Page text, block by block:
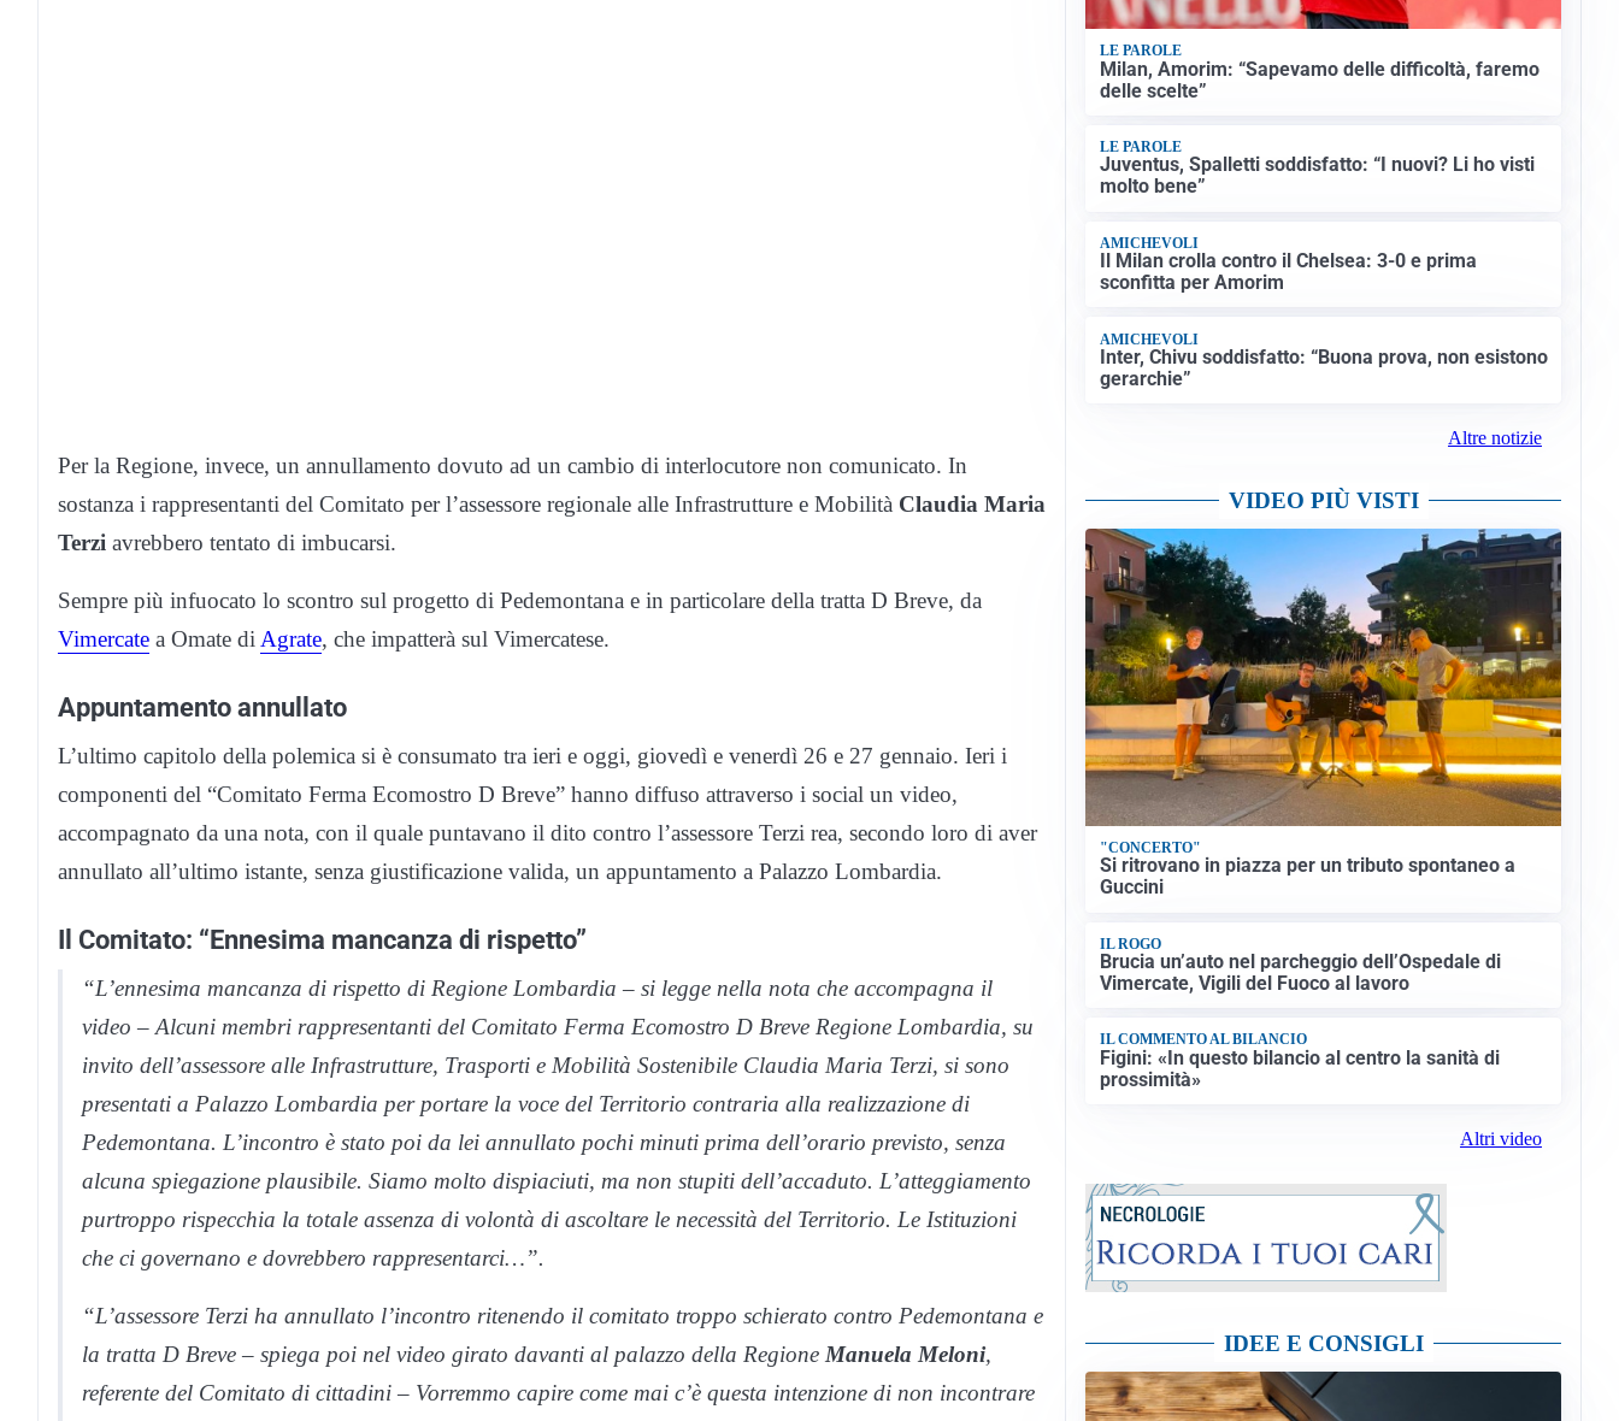
Per la Regione, invece, un annullamento dovuto ad un cambio di interlocutore non comunicato. In
sostanza i rappresentanti del Comitato per l’assessore regionale alle Infrastrutture e Mobilità Claudia Maria
Terzi avrebbero tentato di imbucarsi.
Sempre più infuocato lo scontro sul progetto di Pedemontana e in particolare della tratta D Breve, da
Vimercate a Omate di Agrate, che impatterà sul Vimercatese.
Appuntamento annullato
L’ultimo capitolo della polemica si è consumato tra ieri e oggi, giovedì e venerdì 26 e 27 gennaio. Ieri i
componenti del “Comitato Ferma Ecomostro D Breve” hanno diffuso attraverso i social un video,
accompagnato da una nota, con il quale puntavano il dito contro l’assessore Terzi rea, secondo loro di aver
annullato all’ultimo istante, senza giustificazione valida, un appuntamento a Palazzo Lombardia.
Il Comitato: “Ennesima mancanza di rispetto”
“L’ennesima mancanza di rispetto di Regione Lombardia – si legge nella nota che accompagna il
video – Alcuni membri rappresentanti del Comitato Ferma Ecomostro D Breve Regione Lombardia, su
invito dell’assessore alle Infrastrutture, Trasporti e Mobilità Sostenibile Claudia Maria Terzi, si sono
presentati a Palazzo Lombardia per portare la voce del Territorio contraria alla realizzazione di
Pedemontana. L’incontro è stato poi da lei annullato pochi minuti prima dell’orario previsto, senza
alcuna spiegazione plausibile. Siamo molto dispiaciuti, ma non stupiti dell’accaduto. L’atteggiamento
purtroppo rispecchia la totale assenza di volontà di ascoltare le necessità del Territorio. Le Istituzioni
che ci governano e dovrebbero rappresentarci…”.
“L’assessore Terzi ha annullato l’incontro ritenendo il comitato troppo schierato contro Pedemontana e
la tratta D Breve – spiega poi nel video girato davanti al palazzo della Regione Manuela Meloni,
referente del Comitato di cittadini – Vorremmo capire come mai c’è questa intenzione di non incontrare
LE PAROLE
Milan, Amorim: “Sapevamo delle difficoltà, faremo
delle scelte”
LE PAROLE
Juventus, Spalletti soddisfatto: “I nuovi? Li ho visti
molto bene”
AMICHEVOLI
Il Milan crolla contro il Chelsea: 3-0 e prima
sconfitta per Amorim
AMICHEVOLI
Inter, Chivu soddisfatto: “Buona prova, non esistono
gerarchie”
Altre notizie
VIDEO PIÙ VISTI
"CONCERTO"
Si ritrovano in piazza per un tributo spontaneo a
Guccini
IL ROGO
Brucia un’auto nel parcheggio dell’Ospedale di
Vimercate, Vigili del Fuoco al lavoro
IL COMMENTO AL BILANCIO
Figini: «In questo bilancio al centro la sanità di
prossimità»
Altri video
IDEE E CONSIGLI